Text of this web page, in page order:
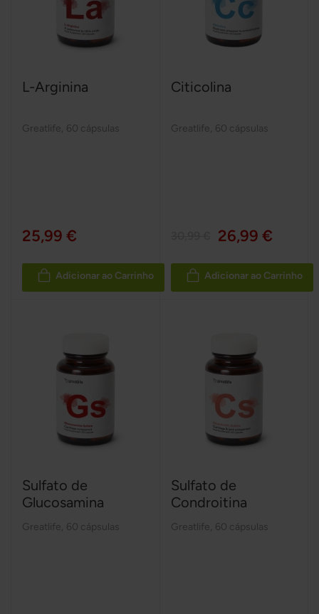
L-Arginina
Greatlife 60 cápsulas
25,99 €
Adicionar ao Carrinho
Citicolina
Greatlife 60 cápsulas
26,99 €
Adicionar ao Carrinho
Sulfato de
Glucosamina
Greatlife 60 cápsulas
Sulfato de
Condroitina
Greatlife 60 cápsulas